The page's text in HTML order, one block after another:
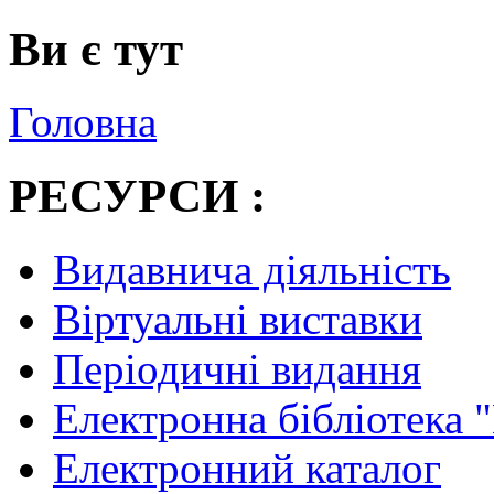
Ви є тут
Головна
РЕСУРСИ :
Видавнича діяльність
Віртуальні виставки
Періодичні видання
Електронна
Електронний каталог